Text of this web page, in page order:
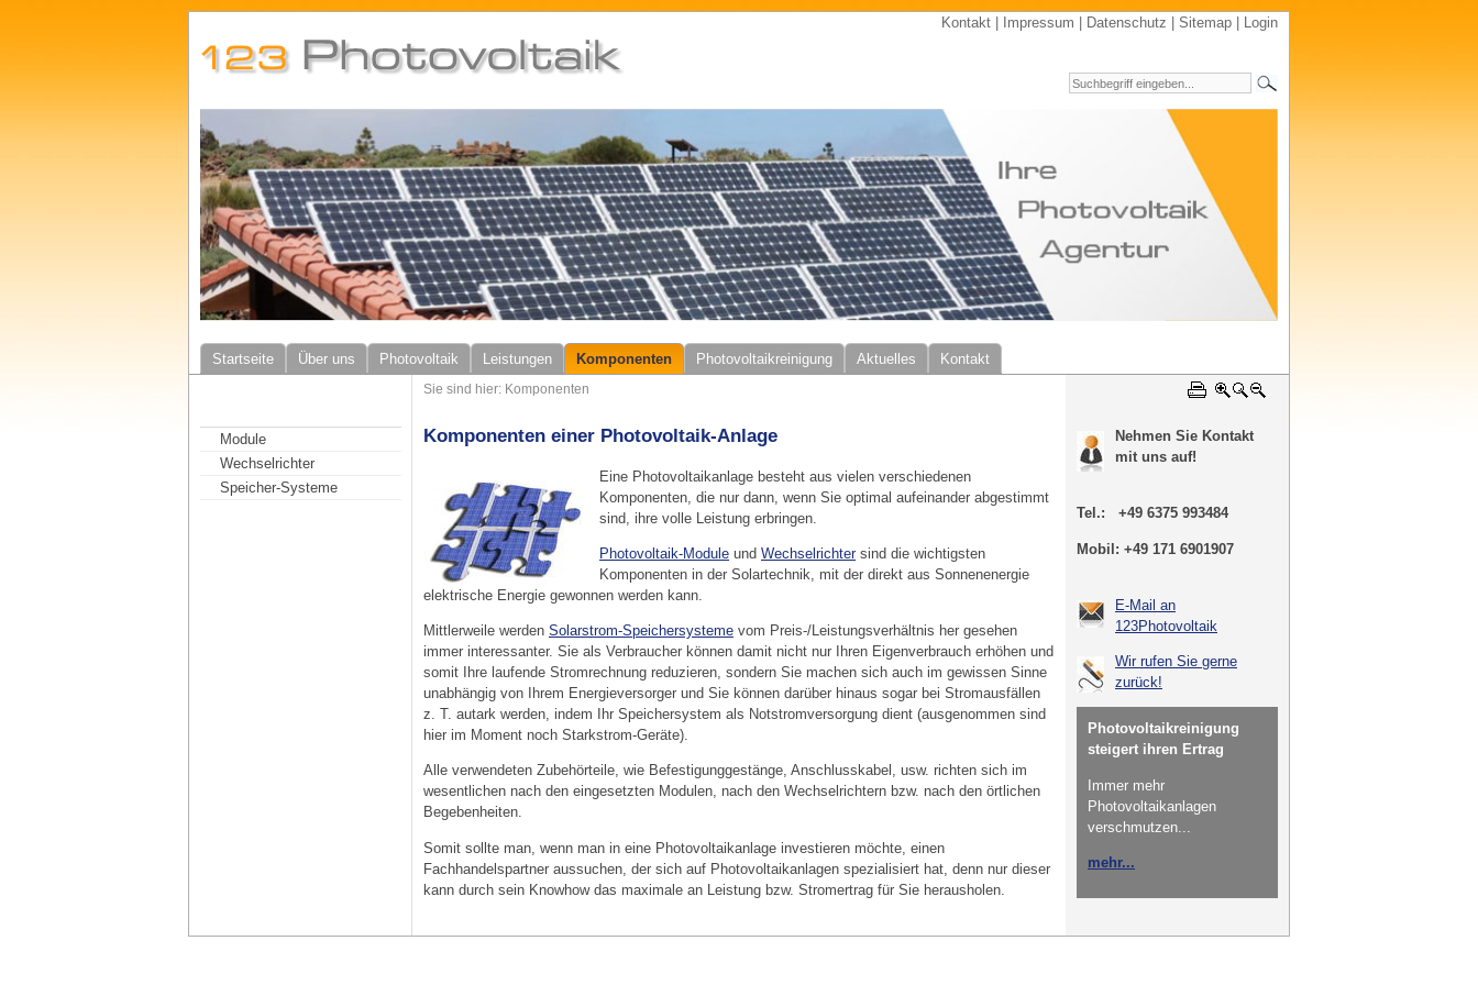
Kontakt Impressum Datenschutz Sitemap Login
Startseite Über uns Photovoltaik Leistungen Komponenten Photovoltaikreinigung Aktuelles Kontakt
Sie sind hier: Komponenten
Module
Wechselrichter
Speicher-Systeme
Nehmen Sie Kontakt
mit uns auf!
Tel.: +49 6375 993484
Mobil: +49 171 6901907
E-Mail an
123Photovoltaik
Wir rufen Sie gerne
zurück!
Photovoltaikreinigung
steigert ihren Ertrag
Immer mehr
Photovoltaikanlagen
verschmutzen...
mehr...
Komponenten einer Photovoltaik-Anlage
Eine Photovoltaikanlage besteht aus vielen verschiedenen
Komponenten, die nur dann, wenn Sie optimal aufeinander abgestimmt
sind, ihre volle Leistung erbringen.
Photovoltaik-Module und Wechselrichtersind die wichtigsten
Komponenten in der Solartechnik, mit der direkt aus Sonnenenergie
elektrische Energie gewonnen werden kann.
Mittlerweile werden Solarstrom-Speichersysteme vom Preis-/Leistungsverhältnis her gesehen
immer interessanter. Sie als Verbraucher können damit nicht nur Ihren Eigenverbrauch erhöhen und
somit Ihre laufende Stromrechnung reduzieren, sondern Sie machen sich auch im gewissen Sinne
unabhängig von Ihrem Energieversorger und Sie können darüber hinaus sogar bei Stromausfällen
z. T. autark werden, indem Ihr Speichersystem als Notstromversorgung dient (ausgenommen sind
hier im Moment noch Starkstrom-Geräte).
Alle verwendeten Zubehörteile, wie Befestigunggestänge, Anschlusskabel, usw. richten sich im
wesentlichen nach den eingesetzten Modulen, nach den Wechselrichtern bzw. nach den örtlichen
Begebenheiten.
Somit sollte man, wenn man in eine Photovoltaikanlage investieren möchte, einen
Fachhandelspartner aussuchen, der sich auf Photovoltaikanlagen spezialisiert hat, denn nur dieser
kann durch sein Knowhow das maximale an Leistung bzw. Stromertrag für Sie herausholen.